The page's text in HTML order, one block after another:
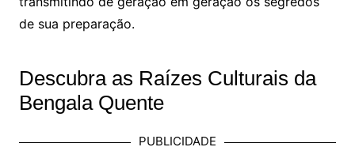
de sua preparação.
Descubra as Raízes Culturais da
Bengala Quente
PUBLICIDADE